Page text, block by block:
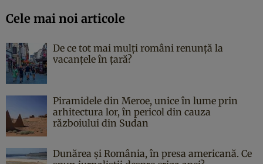
Cele mai noi articole
De ce tot mai mulți români renunță la
vacanțele în țară?
Piramidele din Meroe, unice în lume prin
arhitectura lor, în pericol din cauza
războiului din Sudan
Dunărea și România, în presa americană. Ce